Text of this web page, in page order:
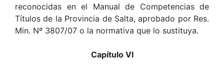
reconocidas en el Manual de Competencias de
Títulos de la Provincia de Salta, aprobado por Res.
Min. Nº 3807/07 o la normativa que lo sustituya.
Capítulo VI